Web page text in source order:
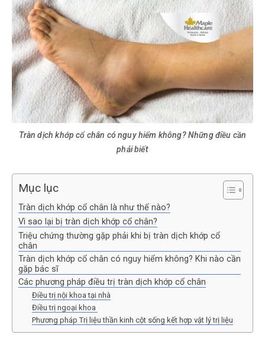
Tràn dịch khớp cổ chân có nguy hiểm không? Những điều cần
phải biết
Mục lục
Tràn dịch khớp cổ chân là như thế nào?
Vì sao lại bị tràn dịch khớp cổ chân?
Triệu chứng thường gặp phải khi bị tràn dịch khớp cổ
chân
Tràn dịch khớp cổ chân có nguy hiểm không? Khi nào cần
gặp bác sĩ
Các phương pháp điều trị tràn dịch khớp cổ chân
Điều trị nội khoa tại nhà
Điều trị ngoại khoa
Phương pháp Trị liệu thần kinh cột sống kết hợp vật lý trị liệu